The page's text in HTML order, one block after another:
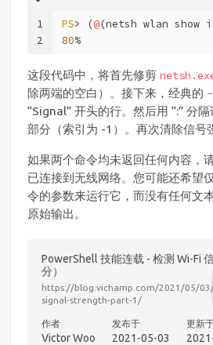
1
2
PS> (@(netsh wlan show
80%
这段代码中，将首先修剪
除两端的空白）。接下来，经典的
“Signal” 开头的行。然后用 “:” 分
部分（索引为 -1）。再次清除信号
如果两个命令均未返回任何内容，
已连接到无线网络。您可能还希望
令的参数来运行它，而没有任何文
原始输出。
PowerShell 技能连载 - 检测 Wi-Fi
分）
https://blog.vichamp.com/2021/05/
signal-strength-part-1/
作者
Victor Woo
发布于
2021-05-03
更新